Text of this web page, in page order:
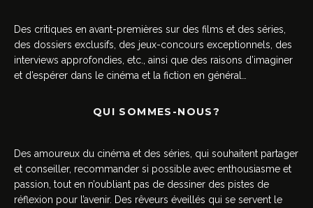
Des critiques en avant-premières sur des films et des séries,
des dossiers exclusifs, des jeux-concours exceptionnels, des
interviews approfondies, etc., ainsi que des raisons d’imaginer
et d’espérer dans le cinéma et la fiction en général…
QUI SOMMES-NOUS?
Des amoureux du cinéma et des séries, qui souhaitent partager
et conseiller, recommander si possible avec enthousiasme et
passion, tout en n’oubliant pas de dessiner des pistes de
réflexion pour l’avenir. Des rêveurs éveillés qui se servent le